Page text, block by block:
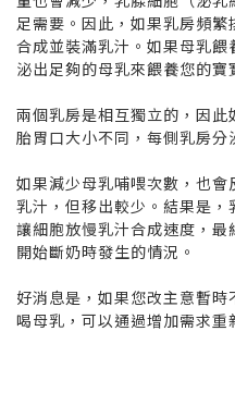
足需要。因此，如果乳房頻
合成並裝滿乳汁。如果母乳
泌出足夠的母乳來餵養您的
兩個乳房是相互獨立的，因
胎胃口大小不同，每側乳房分
如果減少母乳哺喂次數，也
乳汁，但移出較少。結果是，
讓細胞放慢乳汁合成速度，
開始斷奶時發生的情況。
好消息是，如果您改主意暫
喝母乳，可以通過增加需求重